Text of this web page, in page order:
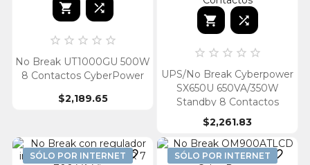
 
    
No Break UT1000GU 500W
8 Contactos CyberPower
$2,189.65
 
    
UPS/No Break Cyberpower
SX650U 650VA/350W
Standby 8 Contactos
$2,261.83
SÓLO POR INTERNET  SÓLO POR INTERNET 